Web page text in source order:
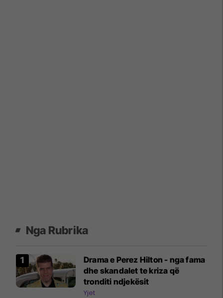
Nga Rubrika
Drama e Perez Hilton - nga fama
dhe skandalet te kriza që
tronditi ndjekësit
Yjet